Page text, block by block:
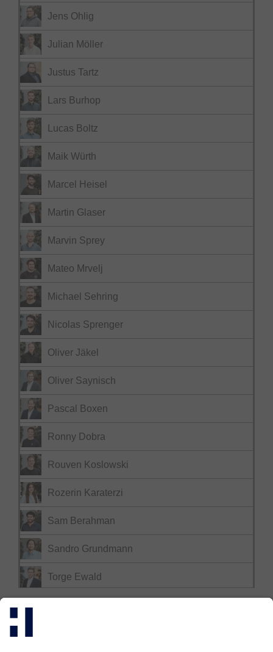
Jens Ohlig
Julian Möller
Justus Tartz
Lars Burhop
Lucas Boltz
Maik Würth
Marcel Heisel
Martin Glaser
Marvin Sprey
Mateo Mrvelj
Michael Sehring
Nicolas Sprenger
Oliver Jäkel
Oliver Saynisch
Pascal Boxen
Ronny Dobra
Rouven Koslowski
Rozerin Karaterzi
Sam Berahman
Sandro Grundmann
Torge Ewald